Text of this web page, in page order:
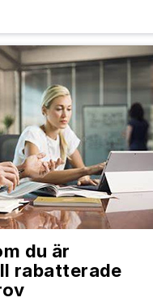
du är
rabatterade